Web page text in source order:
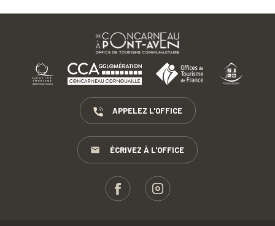
APPELEZ L'OFFICE
ÉCRIVEZ À L'OFFICE